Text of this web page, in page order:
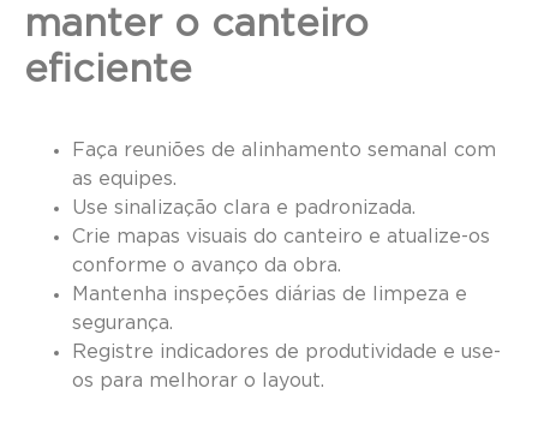
manter o canteiro
eficiente
Faça reuniões de alinhamento semanal com
as equipes.
Use sinalização clara e padronizada.
Crie mapas visuais do canteiro e atualize-os
conforme o avanço da obra.
Mantenha inspeções diárias de limpeza e
segurança.
Registre indicadores de produtividade e use-
os para melhorar o layout.